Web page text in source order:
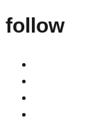
follow